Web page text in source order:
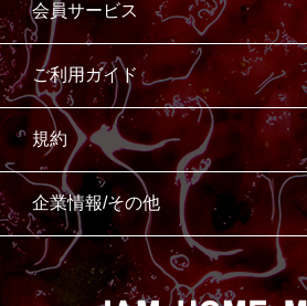
会員サービス
ご利用ガイド
規約
企業情報/その他